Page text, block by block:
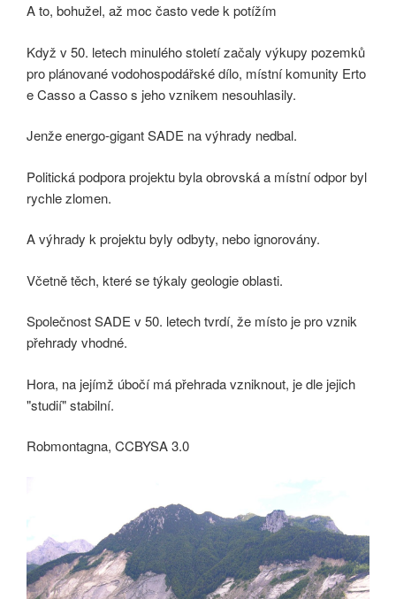
A to, bohužel, až moc často vede k potížím
Když v 50. letech minulého století začaly výkupy pozemků
pro plánované vodohospodářské dílo, místní komunity Erto
e Casso a Casso s jeho vznikem nesouhlasily.
Jenže energo-gigant SADE na výhrady nedbal.
Politická podpora projektu byla obrovská a místní odpor byl
rychle zlomen.
A výhrady k projektu byly odbyty, nebo ignorovány.
Včetně těch, které se týkaly geologie oblasti.
Společnost SADE v 50. letech tvrdí, že místo je pro vznik
přehrady vhodné.
Hora, na jejímž úbočí má přehrada vzniknout, je dle jejich
"studií" stabilní.
Robmontagna, CCBYSA 3.0